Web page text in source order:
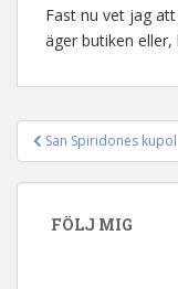
Fast nu vet jag
äger butiken
San Spiridones kupol
FÖLJ MIG